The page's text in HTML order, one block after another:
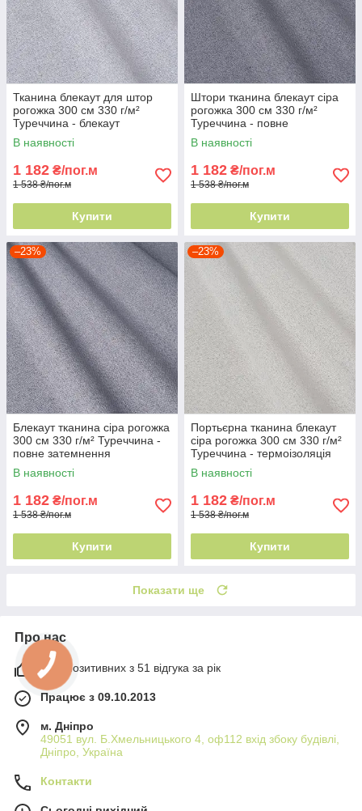
Тканина блекаут для штор
рогожка 300 см 330 г/м²
Туреччина - блекаут
максимум
В наявності
1 182 ₴/пог.м
1 538 ₴/пог.м
Купити
Штори тканина блекаут сіра
рогожка 300 см 330 г/м²
Туреччина - повне
затемнення
В наявності
1 182 ₴/пог.м
1 538 ₴/пог.м
Купити
–23%
Блекаут тканина сіра рогожка
300 см 330 г/м² Туреччина -
повне затемнення
В наявності
1 182 ₴/пог.м
1 538 ₴/пог.м
Купити
–23%
Портьєрна тканина блекаут
сіра рогожка 300 см 330 г/м²
Туреччина - термоізоляція
В наявності
1 182 ₴/пог.м
1 538 ₴/пог.м
Купити
Показати ще
Про нас
98% позитивних з 51 відгука за рік
Працює з 09.10.2013
м. Дніпро
49051 вул. Б.Хмельницького 4, оф112 вхід збоку будівлі,
Дніпро, Україна
Контакти